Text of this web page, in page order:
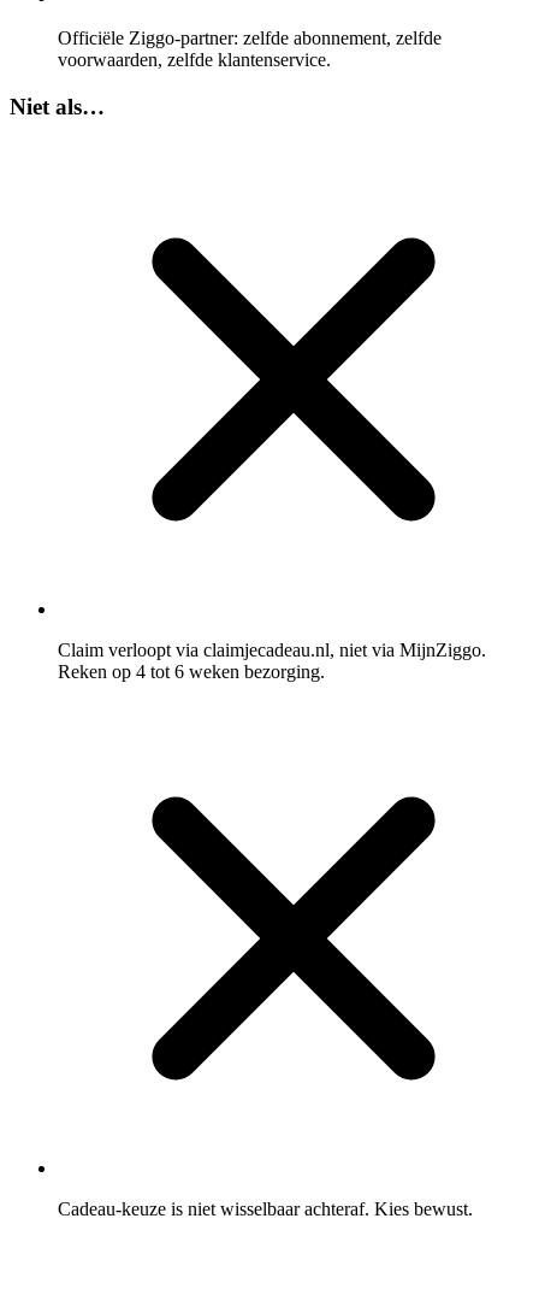
Officiële Ziggo-partner: zelfde abonnement, zelfde
voorwaarden, zelfde klantenservice.
Niet als…
Claim verloopt via claimjecadeau.nl, niet via MijnZiggo.
Reken op 4 tot 6 weken bezorging.
Cadeau-keuze is niet wisselbaar achteraf. Kies bewust.